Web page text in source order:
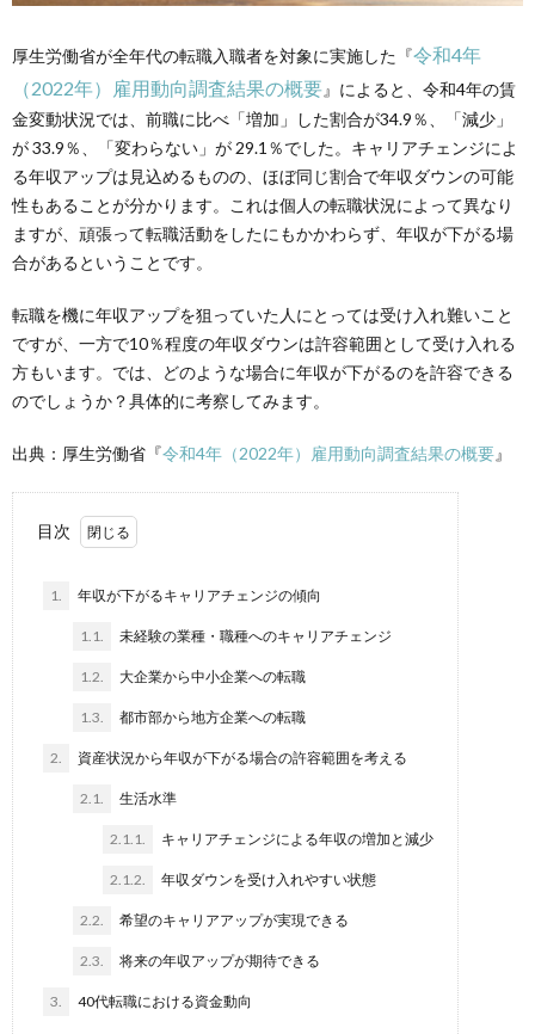
厚生労働省が全年代の転職入職者を対象に実施した『令和4年
（2022年）雇用動向調査結果の概要』によると、 令和4年の賃
金変動状況では、前職に比べ「増加」した割合が34.9％、「減少」
が 33.9％、「変わらない」が 29.1％でした。キャリアチェンジによ
る年収アップは見込めるものの、ほぼ同じ割合で年収ダウンの可能
性もあることが分かります。
これは個人の転職状況によって異なり
ますが、 頑張って転職活動をしたにもかかわらず、年収が下がる場
合があるということです。
転職を機に年収アップを狙っていた人にとっては受け入れ難いこと
ですが、一方で10％程度の年収ダウンは許容範囲として受け入れる
方もいます。 では、
どのような場合に年収が下がるのを許容できる
のでしょうか？具体的に考察してみます。
出典：厚生労働省『令和4年（2022年）雇用動向調査結果の概要』
目次
1. 年収が下がるキャリアチェンジの傾向
1.1. 未経験の業種・職種へのキャリアチェンジ
1.2. 大企業から中小企業への転職
1.3. 都市部から地方企業への転職
2. 資産状況から年収が下がる場合の許容範囲を考える
2.1. 生活水準
2.1.1. キャリアチェンジによる年収の増加と減少
2.1.2. 年収ダウンを受け入れやすい状態
2.2. 希望のキャリアアップが実現できる
2.3. 将来の年収アップが期待できる
3. 40代転職における資金動向